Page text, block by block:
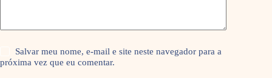
Salvar meu nome, e-mail e site neste navegador para a
próxima vez que eu comentar.